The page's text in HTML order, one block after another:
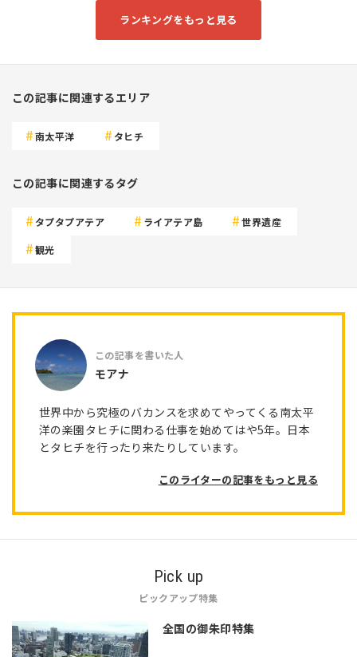
ランキングをもっと見る
この記事に関連するエリア
南太平洋 タヒチ
この記事に関連するタグ
タプタプアテア ライアテア島 世界遺産
観光
モアナ
世界中から究極のバカンスを求めてやってくる南太平
洋の楽園タヒチに関わる仕事を始めてはや5年。日本
とタヒチを行ったり来たりしています。
このライターの記事をもっと見る
Pick up
ピックアップ特集
全国の御朱印特集